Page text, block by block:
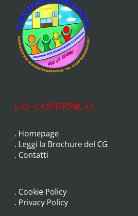
CG COPERNICO
. Homepage
. Leggi la Brochure del CG
. Contatti
. Cookie Policy
. Privacy Policy